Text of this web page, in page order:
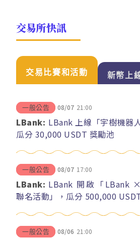
交易所快訊
交易比賽和活動 新幣上
一般公告 08/07 21:00
LBank: LBank 上線「宇樹機器
瓜分 30,000 USDT 獎勵池
一般公告 08/07 17:00
LBank: LBank 開啟「LBank
聯名活動」，瓜分 500,000
一般公告 08/06 21:00